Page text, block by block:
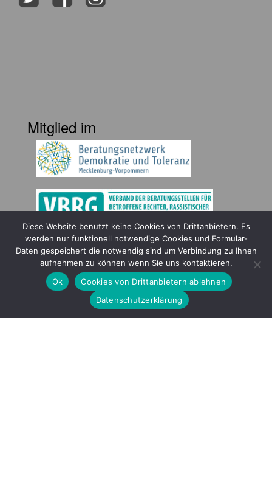
Mitglied im
Gefördert durch
Diese Website benutzt keine Cookies von Drittanbietern. Es
werden nur funktionell notwendige Cookies und Formular-
Daten gespeichert die notwendig sind um Verbindung zu Ihnen
aufnehmen zu können wenn Sie uns kontaktieren.
Ok
Cookies von Drittanbietern ablehnen
Datenschutzerklärung